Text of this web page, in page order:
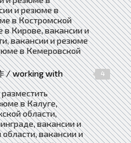
и резюме в
в Костромской
в Кирове, вакансии и
вакансии и резюме
в Кемеровской
/ working with
4
в Калуге,
области,
вакансии и
вакансии и